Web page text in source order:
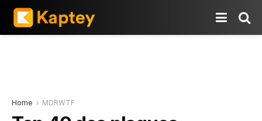
Home MDRWTF